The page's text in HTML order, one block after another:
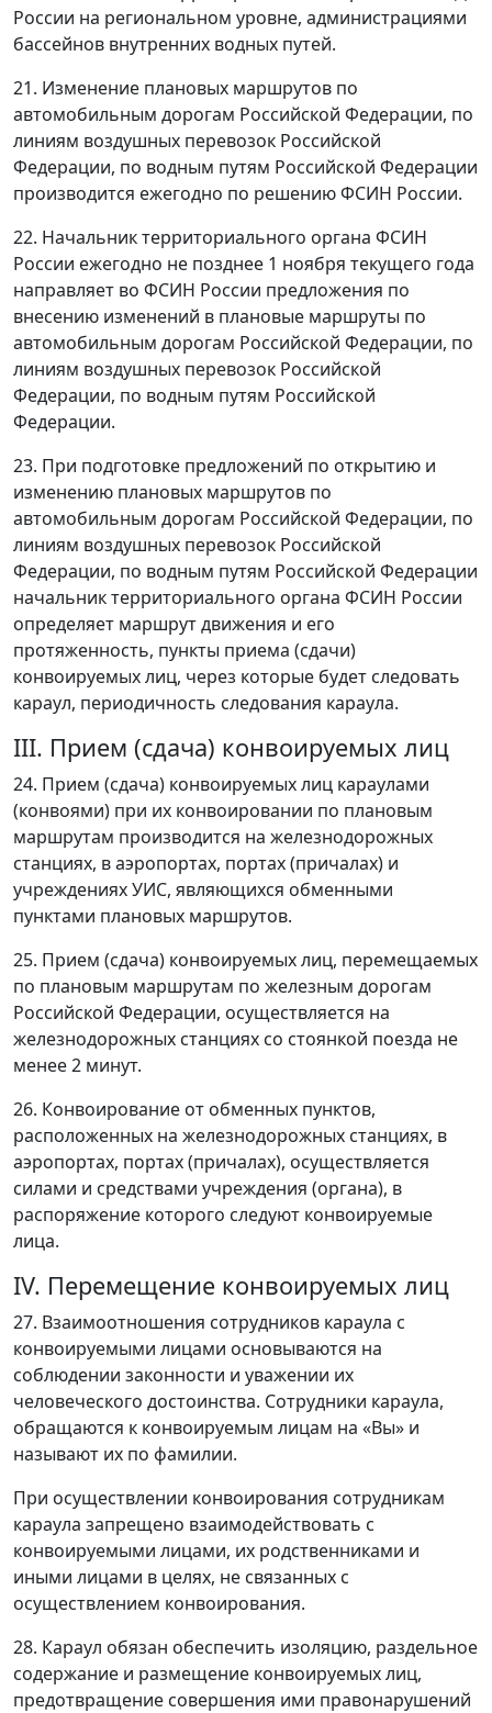
России на региональном уровне, администрациями
бассейнов внутренних водных путей.
21. Изменение плановых маршрутов по
автомобильным дорогам Российской Федерации, по
линиям воздушных перевозок Российской
Федерации, по водным путям Российской Федерации
производится ежегодно по решению ФСИН России.
22. Начальник территориального органа ФСИН
России ежегодно не позднее 1 ноября текущего года
направляет во ФСИН России предложения по
внесению изменений в плановые маршруты по
автомобильным дорогам Российской Федерации, по
линиям воздушных перевозок Российской
Федерации, по водным путям Российской
Федерации.
23. При подготовке предложений по открытию и
изменению плановых маршрутов по
автомобильным дорогам Российской Федерации, по
линиям воздушных перевозок Российской
Федерации, по водным путям Российской Федерации
начальник территориального органа ФСИН России
определяет маршрут движения и его
протяженность, пункты приема (сдачи)
конвоируемых лиц, через которые будет следовать
караул, периодичность следования караула.
III. Прием (сдача) конвоируемых лиц
24. Прием (сдача) конвоируемых лиц караулами
(конвоями) при их конвоировании по плановым
маршрутам производится на железнодорожных
станциях, в аэропортах, портах (причалах) и
учреждениях УИС, являющихся обменными
пунктами плановых маршрутов.
25. Прием (сдача) конвоируемых лиц, перемещаемых
по плановым маршрутам по железным дорогам
Российской Федерации, осуществляется на
железнодорожных станциях со стоянкой поезда не
менее 2 минут.
26. Конвоирование от обменных пунктов,
расположенных на железнодорожных станциях, в
аэропортах, портах (причалах), осуществляется
силами и средствами учреждения (органа), в
распоряжение которого следуют конвоируемые
лица.
IV. Перемещение конвоируемых лиц
27. Взаимоотношения сотрудников караула с
конвоируемыми лицами основываются на
соблюдении законности и уважении их
человеческого достоинства. Сотрудники караула,
обращаются к конвоируемым лицам на «Вы» и
называют их по фамилии.
При осуществлении конвоирования сотрудникам
караула запрещено взаимодействовать с
конвоируемыми лицами, их родственниками и
иными лицами в целях, не связанных с
осуществлением конвоирования.
28. Караул обязан обеспечить изоляцию, раздельное
содержание и размещение конвоируемых лиц,
предотвращение совершения ими правонарушений